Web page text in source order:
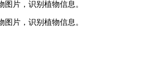
图片，识别植物信息。
图片，识别植物信息。